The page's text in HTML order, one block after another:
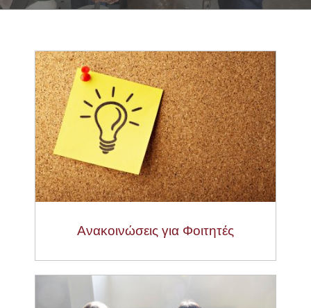
Ανακοινώσεις για Φοιτητές